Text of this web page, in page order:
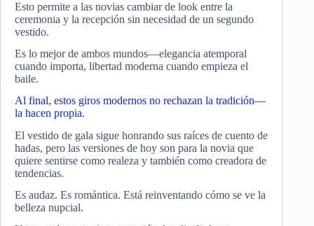
Esto permite a las novias cambiar de look entre la
ceremonia y la recepción sin necesidad de un segundo
vestido.
Es lo mejor de ambos mundos—elegancia atemporal
cuando importa, libertad moderna cuando empieza el
baile.
Al final, estos giros modernos no rechazan la tradición—
la hacen propia.
El vestido de gala sigue honrando sus raíces de cuento de
hadas, pero las versiones de hoy son para la novia que
quiere sentirse como realeza y también como creadora de
tendencias.
Es audaz. Es romántica. Está reinventando cómo se ve la
belleza nupcial.